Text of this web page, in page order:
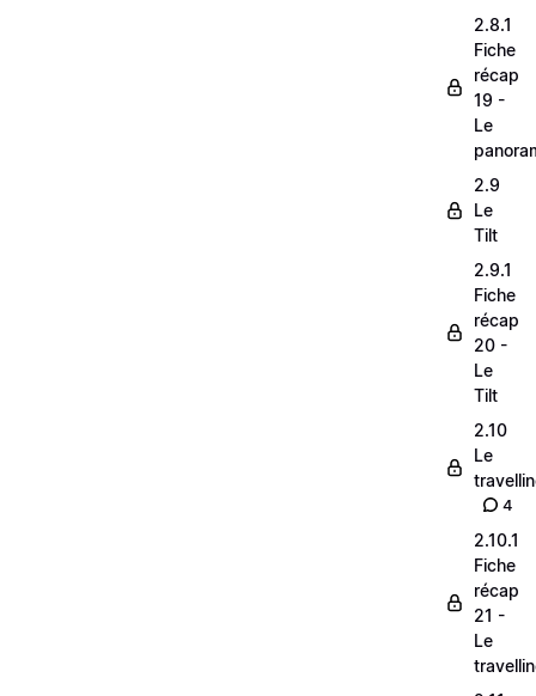
2.8.1
Fiche
récap
19 -
Le
2.9
Le
Tilt
2.9.1
Fiche
récap
20 -
Le
Tilt
2.10
Le
4
2.10.1
Fiche
récap
21 -
Le